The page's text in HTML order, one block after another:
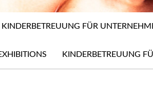
KINDERBETREUUNG FÜR
KINDERBETREUUNG